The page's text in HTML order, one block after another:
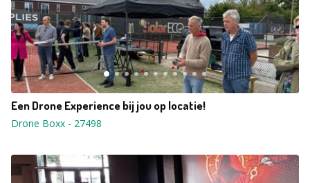
Een Drone Experience bij jou op locatie!
Drone Boxx - 27498